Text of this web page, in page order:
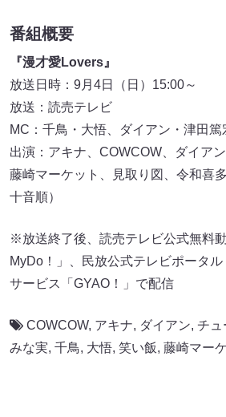
番組概要
『漫才愛Lovers』
放送日時：9月4日（日）15:00～
放送：読売テレビ
MC：千鳥・大悟、ダイアン・津田篤
出演：アキナ、COWCOW、ダイア
藤崎マーケット、見取り図、令和喜
十音順）
※放送終了後、読売テレビ公式無料
MyDo！」、民放公式テレビポータ
サービス「GYAO！」で配信
COWCOW, アキナ, ダイアン, チュ
みな実, 千鳥, 大悟, 笑い飯, 藤崎マー